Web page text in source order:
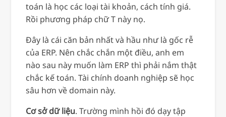
toán là học các loại tài khoản, cách tính giá.
Rồi phương pháp chữ T này nọ.
Đây là cái căn bản nhất và hầu như là gốc rễ
của ERP. Nên chắc chắn một điều, anh em
nào sau này muốn làm ERP thì phải nắm thật
chắc kế toán. Tài chính doanh nghiệp sẽ học
sâu hơn về domain này.
Cơ sở dữ liệu. Trường mình hồi đó dạy tập